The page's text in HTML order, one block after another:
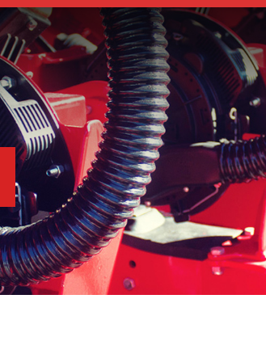
SEEDERS
FERTILIZER
SPREADERS
ABOUT US
DEALERSHIPS
NEWS
COMPANY
CONTACT